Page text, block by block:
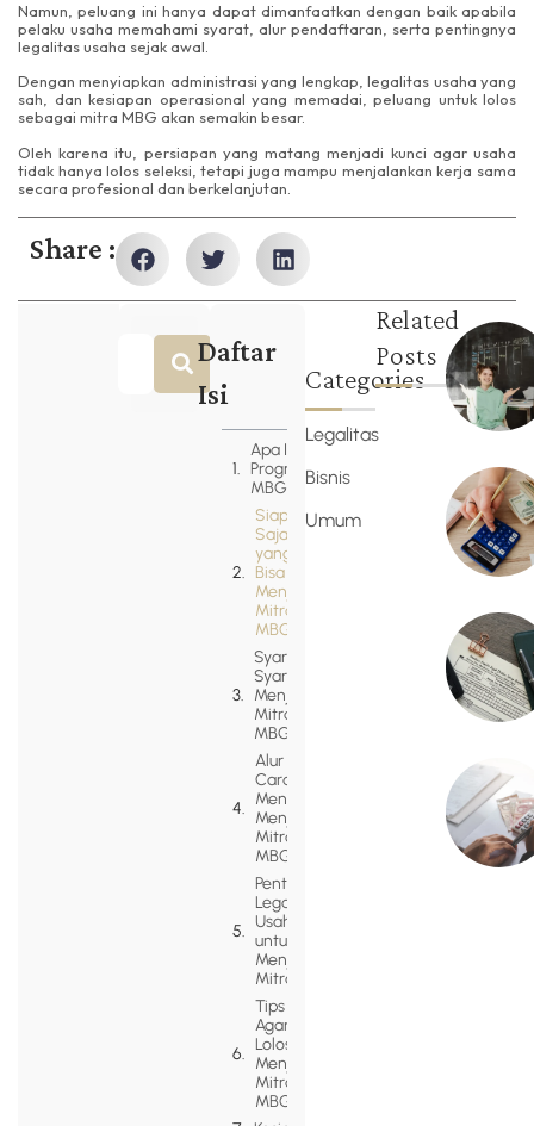
Namun, peluang ini hanya dapat dimanfaatkan dengan baik apabila
pelaku usaha memahami syarat, alur pendaftaran, serta pentingnya
legalitas usaha sejak awal.
Dengan menyiapkan administrasi yang lengkap, legalitas usaha yang
sah, dan kesiapan operasional yang memadai, peluang untuk lolos
sebagai mitra MBG akan semakin besar.
Oleh karena itu, persiapan yang matang menjadi kunci agar usaha
tidak hanya lolos seleksi, tetapi juga mampu menjalankan kerja sama
secara profesional dan berkelanjutan.
Share :
Daftar
Isi
Apa Itu
Program
MBG?
Siapa
Saja
yang
Bisa
Menjadi
Mitra
MBG?
Syarat-
Syarat
Menjadi
Mitra
MBG
Alur dan
Cara
Mendaftar
Menjadi
Mitra
MBG
Pentingnya
Legalitas
Usaha
untuk
Menjadi
Mitra MBG
Tips
Agar
Lolos
Menjadi
Mitra
MBG
Categories
Legalitas
Bisnis
Umum
Related
Posts